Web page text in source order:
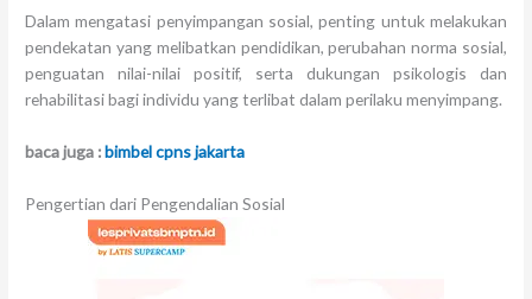
Dalam mengatasi penyimpangan sosial, penting untuk melakukan
pendekatan yang melibatkan pendidikan, perubahan norma sosial,
penguatan nilai-nilai positif, serta dukungan psikologis dan
rehabilitasi bagi individu yang terlibat dalam perilaku menyimpang.
baca juga :bimbel cpns jakarta
Pengertian dari Pengendalian Sosial